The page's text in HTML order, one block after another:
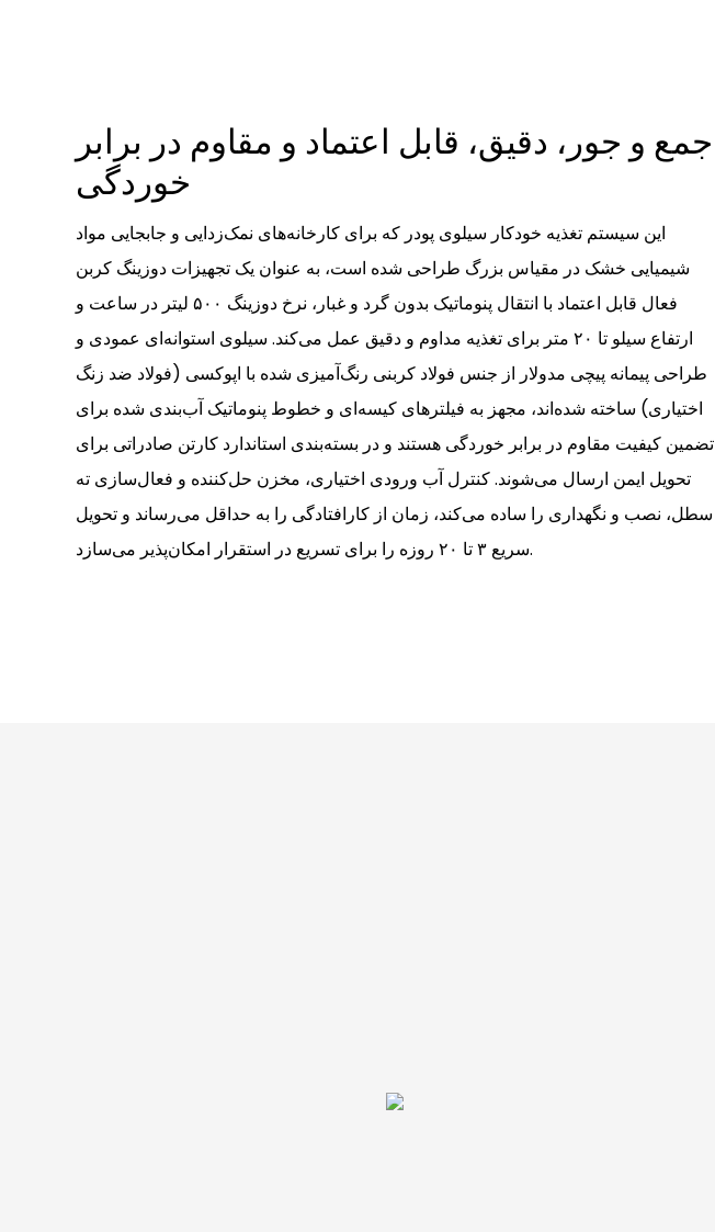
جمع و جور، دقیق، قابل اعتماد و مقاوم در برابر
خوردگی
این سیستم تغذیه خودکار سیلوی پودر که برای کارخانه‌های نمک‌زدایی و جابجایی مواد
شیمیایی خشک در مقیاس بزرگ طراحی شده است، به عنوان یک تجهیزات دوزینگ کربن
فعال قابل اعتماد با انتقال پنوماتیک بدون گرد و غبار، نرخ دوزینگ ۵۰۰ لیتر در ساعت و
ارتفاع سیلو تا ۲۰ متر برای تغذیه مداوم و دقیق عمل می‌کند. سیلوی استوانه‌ای عمودی و
طراحی پیمانه پیچی مدولار از جنس فولاد کربنی رنگ‌آمیزی شده با اپوکسی (فولاد ضد زنگ
اختیاری) ساخته شده‌اند، مجهز به فیلترهای کیسه‌ای و خطوط پنوماتیک آب‌بندی شده برای
تضمین کیفیت مقاوم در برابر خوردگی هستند و در بسته‌بندی استاندارد کارتن صادراتی برای
تحویل ایمن ارسال می‌شوند. کنترل آب ورودی اختیاری، مخزن حل‌کننده و فعال‌سازی ته
سطل، نصب و نگهداری را ساده می‌کند، زمان از کارافتادگی را به حداقل می‌رساند و تحویل
سریع ۳ تا ۲۰ روزه را برای تسریع در استقرار امکان‌پذیر می‌سازد.